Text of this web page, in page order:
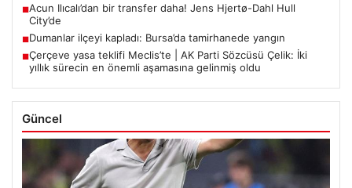
■Acun Ilıcalı’dan bir transfer daha! Jens Hjertø-Dahl Hull
City’de
■Dumanlar ilçeyi kapladı: Bursa’da tamirhanede yangın
■Çerçeve yasa teklifi Meclis’te | AK Parti Sözcüsü Çelik: İki
yıllık sürecin en önemli aşamasına gelinmiş oldu
Güncel